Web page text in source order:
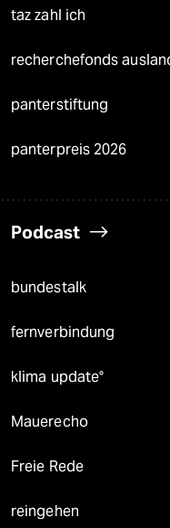
taz zahl ich
recherchefonds
panterstiftung
panterpreis 2026
Podcast
bundestalk
fernverbindung
klima update°
Mauerecho
Freie Rede
reingehen